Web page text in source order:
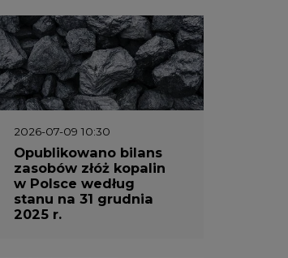
2026-07-09 10:30
Opublikowano bilans
zasobów złóż kopalin
w Polsce według
stanu na 31 grudnia
2025 r.